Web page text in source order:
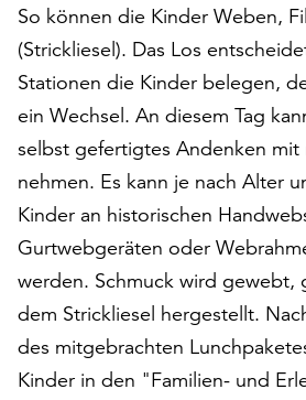
Klicken
Sie
auf
„Alle
akzeptieren“,
um
alle
Cookies
akzeptieren.
Sie
können
Ihr
Einverständnis
jederzeit
So können die Kinder Weben,
(Strickliesel). Das Los
Stationen die Kinder belegen,
ein Wechsel. An diesem Tag
selbst gefertigtes Andenken mit
nehmen. Es kann je nach Alter
Kinder an historischen
Gurtwebgeräten oder
werden. Schmuck wird gewebt,
dem Strickliesel hergestellt.
des mitgebrachten
Kinder in den "Familien- und